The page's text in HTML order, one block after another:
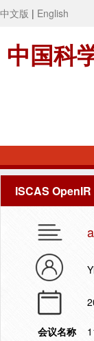
中文版 | English
中国科
ISCAS OpenIR
会议名称